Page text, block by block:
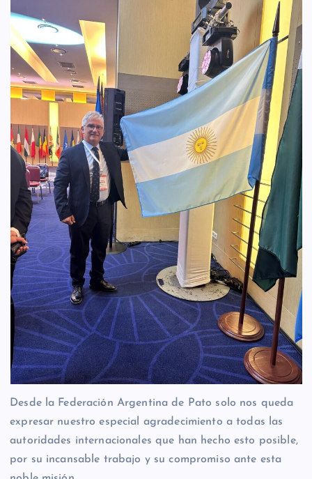
Desde la Federación Argentina de Pato solo nos queda
expresar nuestro especial agradecimiento a todas las
autoridades internacionales que han hecho esto posible,
por su incansable trabajo y su compromiso ante esta